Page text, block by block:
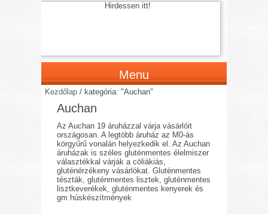
Hirdessen itt!
Menu
Kezdőlap / kategória: "Auchan"
Auchan
Az Auchan 19 áruházzal várja vásárlóit
országosan. A legtöbb áruház az M0-ás
körgyűrű vonalán helyezkedik el. Az Auchan
áruházak is széles gluténmentes élelmiszer
választékkal várják a cöliákiás,
gluténérzékeny vásárlókat. Gluténmentes
tészták, gluténmentes lisztek, gluténmentes
lisztkeverékek, gluténmentes kenyerek és
gm húskészítmények